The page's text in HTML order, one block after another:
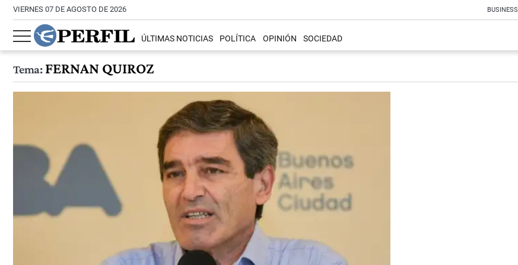
VIERNES 07 DE AGOSTO DE 2026 BUSINESS
ÚLTIMAS NOTICIAS POLÍTICA OPINIÓN SOCIEDAD
Tema:FERNAN QUIROZ